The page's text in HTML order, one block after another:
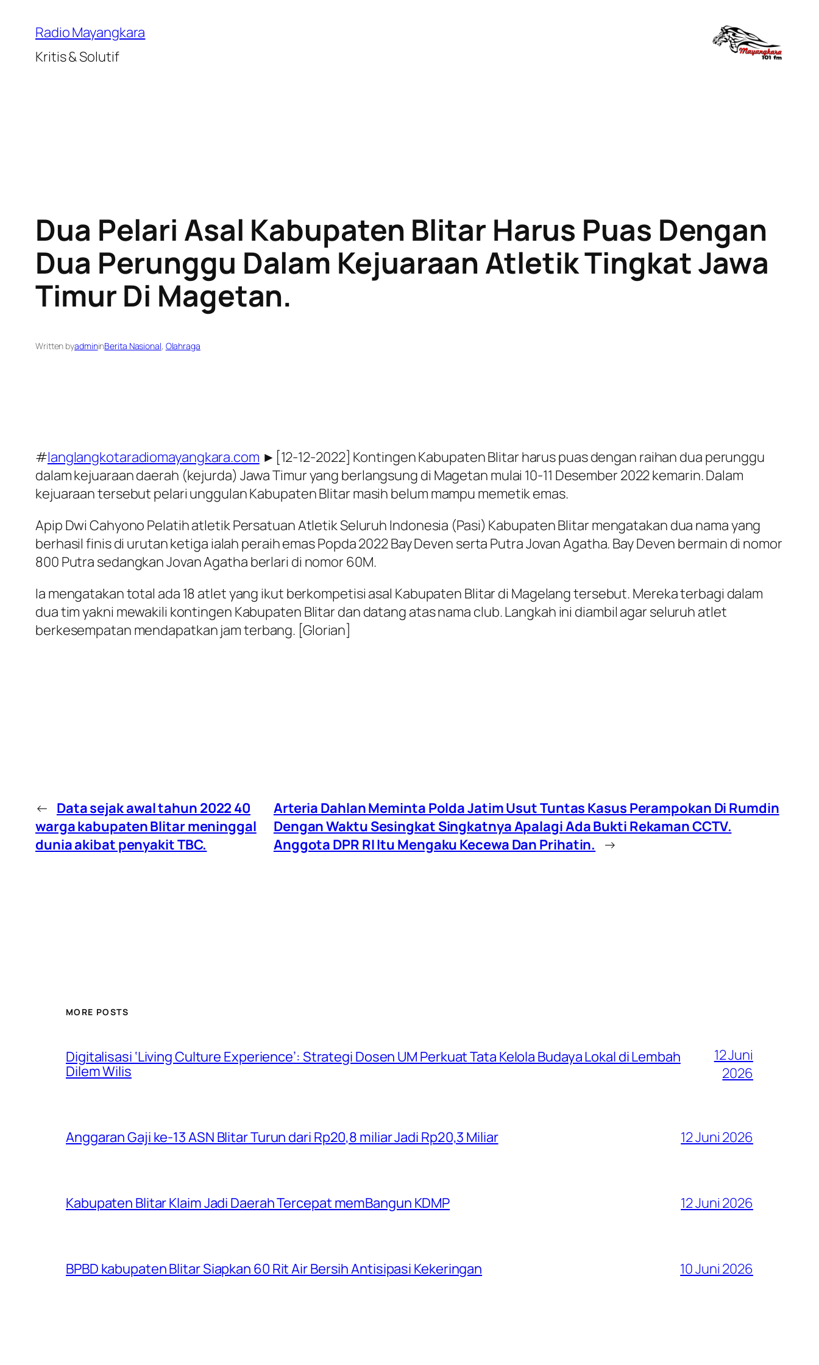
konten
Radio Mayangkara
Kritis & Solutif
Dua Pelari Asal Kabupaten Blitar Harus Puas Dengan
Dua Perunggu Dalam Kejuaraan Atletik Tingkat Jawa
Timur Di Magetan.
Written byadmininBerita Nasional, Olahraga
#langlangkotaradiomayangkara.com ►[12-12-2022] Kontingen Kabupaten Blitar harus puas dengan raihan dua perunggu
dalam kejuaraan daerah (kejurda) Jawa Timur yang berlangsung di Magetan mulai 10-11 Desember 2022 kemarin. Dalam
kejuaraan tersebut pelari unggulan Kabupaten Blitar masih belum mampu memetik emas.
Apip Dwi Cahyono Pelatih atletik Persatuan Atletik Seluruh Indonesia (Pasi) Kabupaten Blitar mengatakan dua nama yang
berhasil finis di urutan ketiga ialah peraih emasPopda 2022 Bay Deven serta Putra Jovan Agatha. Bay Deven bermain di nomor
800 Putra sedangkan Jovan Agatha berlari di nomor 60M.
Ia mengatakan total ada 18 atlet yang ikut berkompetisi asal Kabupaten Blitar di Magelang tersebut. Mereka terbagi dalam
dua tim yakni mewakili kontingen Kabupaten Blitar dan datang atas nama club. Langkah ini diambil agar seluruh atlet
berkesempatan mendapatkan jam terbang. [Glorian]
← Data sejak awal tahun 2022 40
warga kabupaten Blitar meninggal
dunia akibat penyakit TBC.
Arteria Dahlan Meminta Polda Jatim Usut Tuntas Kasus Perampokan Di Rumdin
Dengan Waktu Sesingkat Singkatnya Apalagi Ada Bukti Rekaman CCTV.
Anggota DPR RI Itu Mengaku Kecewa Dan Prihatin. →
MORE POSTS
Digitalisasi ‘Living Culture Experience’: Strategi Dosen UM Perkuat Tata Kelola Budaya Lokal di Lembah
Dilem Wilis
12 Juni
2026
Anggaran Gaji ke-13 ASN Blitar Turun dari Rp20,8 miliar Jadi Rp20,3 Miliar 12 Juni 2026
Kabupaten Blitar Klaim Jadi Daerah Tercepat memBangun KDMP 12 Juni 2026
BPBD kabupaten Blitar Siapkan 60 Rit Air Bersih Antisipasi Kekeringan 10 Juni 2026